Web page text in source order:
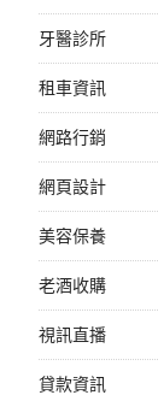
牙醫診所
租車資訊
網路行銷
網頁設計
美容保養
老酒收購
視訊直播
貸款資訊